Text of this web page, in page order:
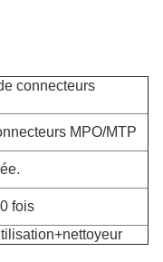
connecteurs
MPO/MTP
fois